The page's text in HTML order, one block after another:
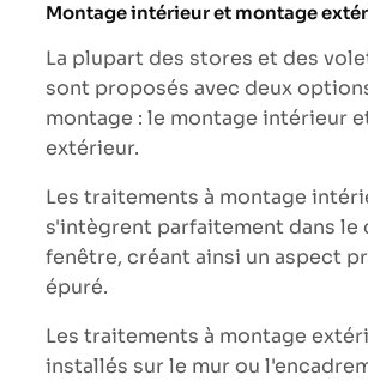
Montage intérieur et montage
La plupart des stores et des
sont proposés avec deux
montage : le montage intérieur
extérieur.
Les traitements à montage
s'intègrent parfaitement dans le
fenêtre, créant ainsi un aspect
épuré.
Les traitements à montage
installés sur le mur ou